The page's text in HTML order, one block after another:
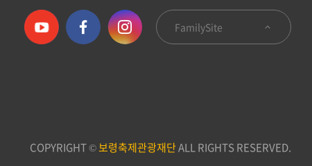
FamilySite
COPYRIGHT ©보령축제관광재단ALL RIGHTS RESERVED.